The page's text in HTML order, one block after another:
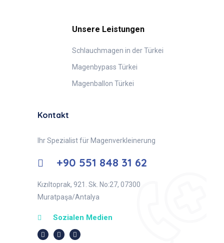
Unsere Leistungen
Schlauchmagen in der Türkei
Magenbypass Türkei
Magenballon Türkei
Kontakt
Ihr Spezialist für Magenverkleinerung
+90 551 848 31 62
Kızıltoprak, 921. Sk. No:27, 07300
Muratpaşa/Antalya
Sozialen Medien